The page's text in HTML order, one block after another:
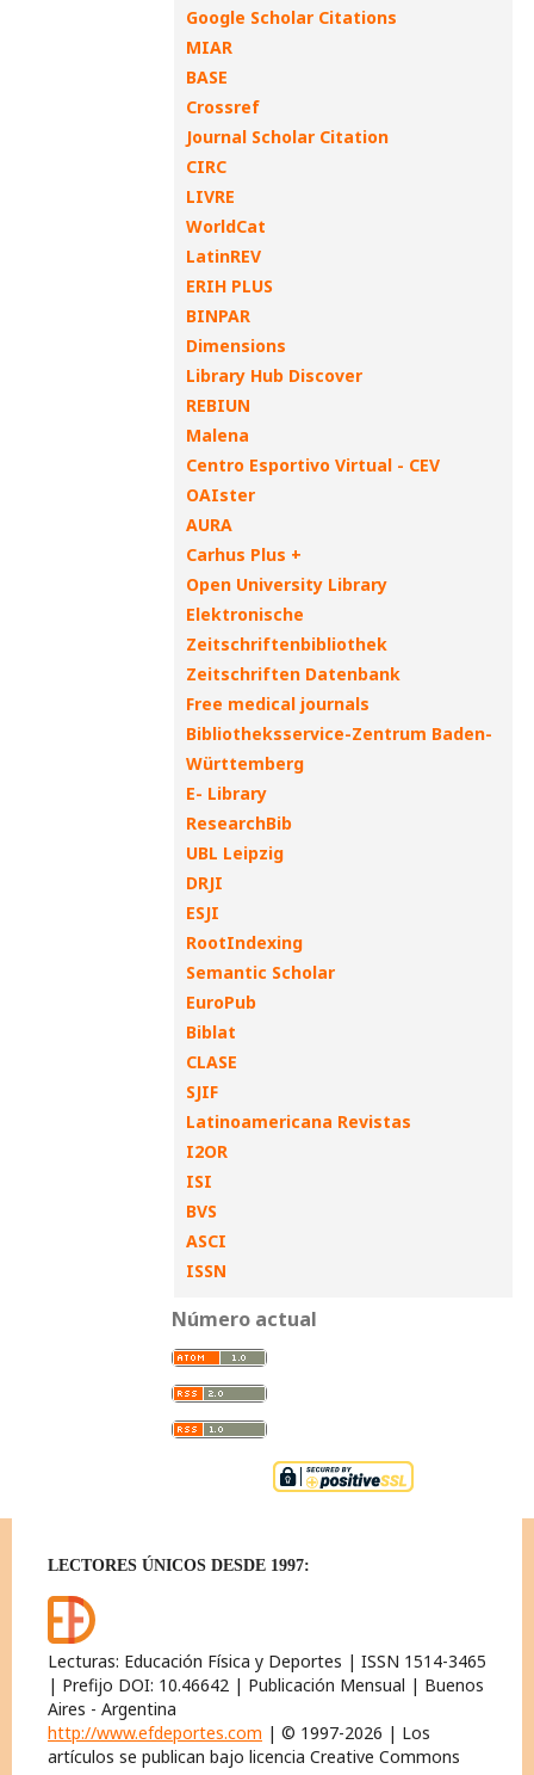
Google Scholar Citations
MIAR
BASE
Crossref
Journal Scholar Citation
CIRC
LIVRE
WorldCat
LatinREV
ERIH PLUS
BINPAR
Dimensions
Library Hub Discover
REBIUN
Malena
Centro Esportivo Virtual - CEV
OAIster
AURA
Carhus Plus +
Open University Library
Elektronische
Zeitschriftenbibliothek
Zeitschriften Datenbank
Free medical journals
Bibliotheksservice-Zentrum Baden-
Württemberg
E- Library
ResearchBib
UBL Leipzig
DRJI
ESJI
RootIndexing
Semantic Scholar
EuroPub
Biblat
CLASE
SJIF
Latinoamericana Revistas
I2OR
ISI
BVS
ASCI
ISSN
Número actual
LECTORES ÚNICOS DESDE 1997:
Lecturas: Educación Física y Deportes | ISSN 1514-3465
| Prefijo DOI: 10.46642 | Publicación Mensual | Buenos
Aires - Argentina
http://www.efdeportes.com | © 1997-2026 | Los
artículos se publican bajo licencia Creative Commons